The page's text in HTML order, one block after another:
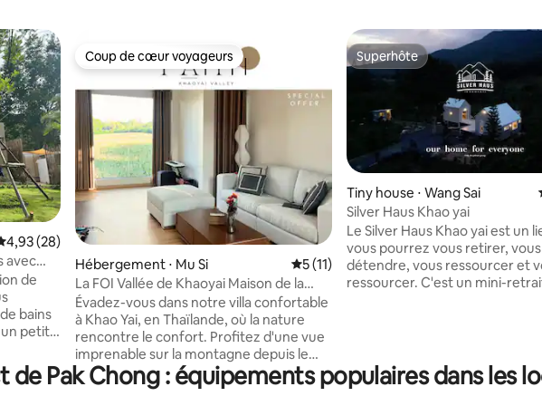
moyenne sur la base de 28 commentaires : 4,93 sur 5
4,93 (28)
avec
de
bains
petit
une
Coup de cœur voyageurs
Coup de cœur voyageurs
Hébergement ⋅ Mu Si Évaluation moyenne sur la base de 11
5 (11)
La FOI Vallée de Khaoyai Maison de la
grande montagne La Foi
Évadez-vous dans notre villa confortable
à Khao Yai, en Thaïlande, où la nature
rencontre le confort. Profitez d'une vue
imprenable sur la montagne depuis le
balcon et d'une vue paisible sur les
champs de maïs depuis le salon. Votre
Superhôte
Superhôte
Tiny house ⋅ Wang Sai
Silver Haus Khao yai
Le Silver Haus Khao yai est un
vous pourrez vous retirer, vous
détendre, vous ressourcer et
ressourcer. C'est un mini-
imprenable toute la journée.
pas sortir ? Il y a tout ce dont
de Pak Chong : équipements populaires dans les